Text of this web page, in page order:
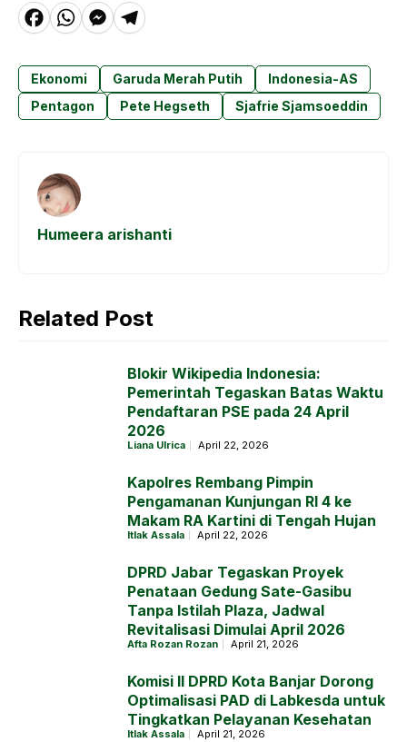
F
c
e
o
W
a
t
A
p
p
M
s
s
e
r
T
e
g
Ekonomi Garuda Merah Putih
Indonesia-AS
Pentagon
Pete Hegseth Sjafrie Sjamsoeddin
Humeera arishanti
Related Post
Blokir Wikipedia Indonesia:
Pemerintah Tegaskan Batas Waktu
Pendaftaran PSE pada 24 April
2026
Liana Ulrica April 22, 2026
Kapolres Rembang Pimpin
Pengamanan Kunjungan RI 4 ke
Makam RA Kartini di Tengah Hujan
Itlak Assala April 22, 2026
DPRD Jabar Tegaskan Proyek
Penataan Gedung Sate-Gasibu
Tanpa Istilah Plaza, Jadwal
Revitalisasi Dimulai April 2026
Afta Rozan Rozan April 21, 2026
Komisi II DPRD Kota Banjar Dorong
Optimalisasi PAD di Labkesda untuk
Tingkatkan Pelayanan Kesehatan
Itlak Assala April 21, 2026